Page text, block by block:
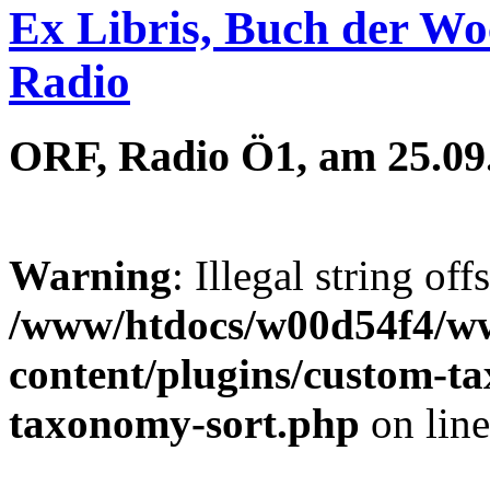
Ex Libris, Buch der
Radio
ORF, Radio Ö1, am
Warning: Illegal string
/www/htdocs/w00d54f4/
content/plugins/custom-
taxonomy-sort.php on